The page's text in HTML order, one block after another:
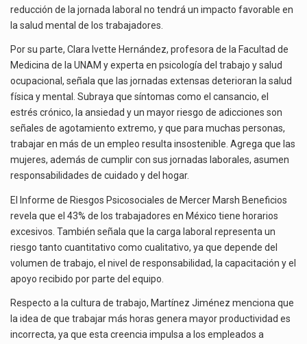
reducción de la jornada laboral no tendrá un impacto favorable en
la salud mental de los trabajadores.
Por su parte, Clara Ivette Hernández, profesora de la Facultad de
Medicina de la UNAM y experta en psicología del trabajo y salud
ocupacional, señala que las jornadas extensas deterioran la salud
física y mental. Subraya que síntomas como el cansancio, el
estrés crónico, la ansiedad y un mayor riesgo de adicciones son
señales de agotamiento extremo, y que para muchas personas,
trabajar en más de un empleo resulta insostenible. Agrega que las
mujeres, además de cumplir con sus jornadas laborales, asumen
responsabilidades de cuidado y del hogar.
El Informe de Riesgos Psicosociales de Mercer Marsh Beneficios
revela que el 43% de los trabajadores en México tiene horarios
excesivos. También señala que la carga laboral representa un
riesgo tanto cuantitativo como cualitativo, ya que depende del
volumen de trabajo, el nivel de responsabilidad, la capacitación y el
apoyo recibido por parte del equipo.
Respecto a la cultura de trabajo, Martínez Jiménez menciona que
la idea de que trabajar más horas genera mayor productividad es
incorrecta, ya que esta creencia impulsa a los empleados a